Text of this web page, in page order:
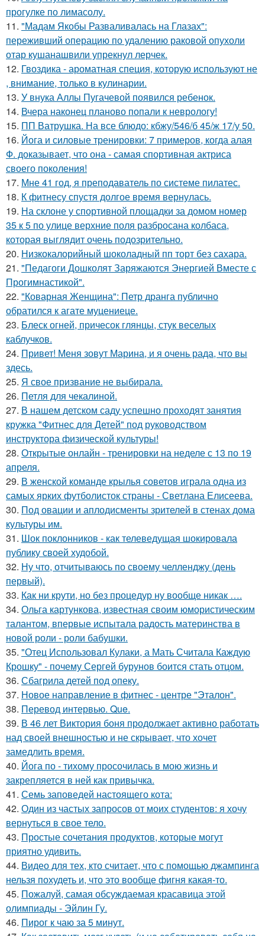
прогулке по лимасолу.
11. "Мадам Якобы Разваливалась на Глазах":
переживший операцию по удалению раковой опухоли
отар кушанашвили упрекнул лерчек.
12. Гвоздика - ароматная специя, которую используют не
, внимание, только в кулинарии.
13. У внука Аллы Пугачевой появился ребенок.
14. Вчера наконец планово попали к неврологу!
15. ПП Ватрушка. На все блюдо: кбжу/546/б 45/ж 17/у 50.
16. Йога и силовые тренировки: 7 примеров, когда алая
Ф. доказывает, что она - самая спортивная актриса
своего поколения!
17. Мне 41 год, я преподаватель по системе пилатес.
18. К фитнесу спустя долгое время вернулась.
19. На склоне у спортивной площадки за домом номер
35 к 5 по улице верхние поля разбросана колбаса,
которая выглядит очень подозрительно.
20. Низкокалорийный шоколадный пп торт без сахара.
21. "Педагоги Дошколят Заряжаются Энергией Вместе с
Прогимнастикой".
22. "Коварная Женщина": Петр дранга публично
обратился к агате муцениеце.
23. Блеск огней, причесок глянцы, стук веселых
каблучков.
24. Привет! Меня зовут Марина, и я очень рада, что вы
здесь.
25. Я свое призвание не выбирала.
26. Петля для чекалиной.
27. В нашем детском саду успешно проходят занятия
кружка "Фитнес для Детей" под руководством
инструктора физической культуры!
28. Открытые онлайн - тренировки на неделе с 13 по 19
апреля.
29. В женской команде крылья советов играла одна из
самых ярких футболисток страны - Светлана Елисеева.
30. Под овации и аплодисменты зрителей в стенах дома
культуры им.
31. Шок поклонников - как телеведущая шокировала
публику своей худобой.
32. Ну что, отчитываюсь по своему челленджу (день
первый).
33. Как ни крути, но без процедур ну вообще никак ….
34. Ольга картункова, известная своим юмористическим
талантом, впервые испытала радость материнства в
новой роли - роли бабушки.
35. "Отец Использовал Кулаки, а Мать Считала Каждую
Крошку" - почему Сергей бурунов боится стать отцом.
36. Сбагрила детей под опеку.
37. Новое направление в фитнес - центре "Эталон".
38. Перевод интервью. Que.
39. В 46 лет Виктория боня продолжает активно работать
над своей внешностью и не скрывает, что хочет
замедлить время.
40. Йога по - тихому просочилась в мою жизнь и
закрепляется в ней как привычка.
41. Семь заповедей настоящего кота:
42. Один из частых запросов от моих студентов: я хочу
вернуться в свое тело.
43. Простые сочетания продуктов, которые могут
приятно удивить.
44. Видео для тех, кто считает, что с помощью джампинга
нельзя похудеть и, что это вообще фигня какая-то.
45. Пожалуй, самая обсуждаемая красавица этой
олимпиады - Эйлин Гу.
46. Пирог к чаю за 5 минут.